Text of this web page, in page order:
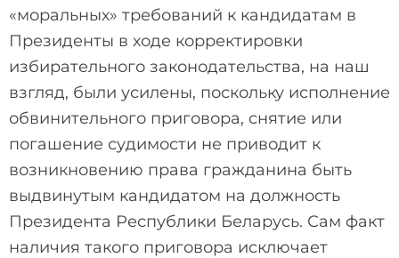
«моральных» требований к кандидатам в
Президенты в ходе корректировки
избирательного законодательства, на наш
взгляд, были усилены, поскольку исполнение
обвинительного приговора, снятие или
погашение судимости не приводит к
возникновению права гражданина быть
выдвинутым кандидатом на должность
Президента Республики Беларусь. Сам факт
наличия такого приговора исключает